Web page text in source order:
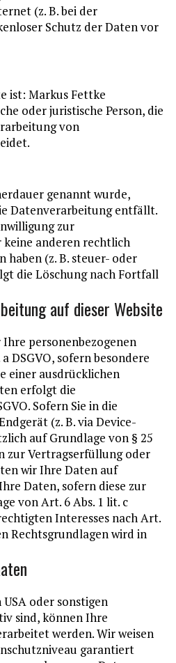
(z. B. bei der
Schutz der Daten vor
ist: Markus Fettke
oder juristische Person, die
von
genannt wurde,
Datenverarbeitung entfällt.
zur
anderen rechtlich
haben (z. B. steuer- oder
die Löschung nach Fortfall
auf dieser Website
personenbezogenen
DSGVO, sofern besondere
einer ausdrücklichen
erfolgt die
Sofern Sie in die
(z. B. via Device-
auf Grundlage von § 25
zur Vertragserfüllung oder
wir Ihre Daten auf
Daten, sofern diese zur
von Art. 6 Abs. 1 lit. c
Interesses nach Art.
Rechtsgrundlagen wird in
oder sonstigen
sind, können Ihre
werden. Wir weisen
garantiert